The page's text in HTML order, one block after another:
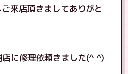
来店頂きましてありがと
に修理依頼きました(^ ^)